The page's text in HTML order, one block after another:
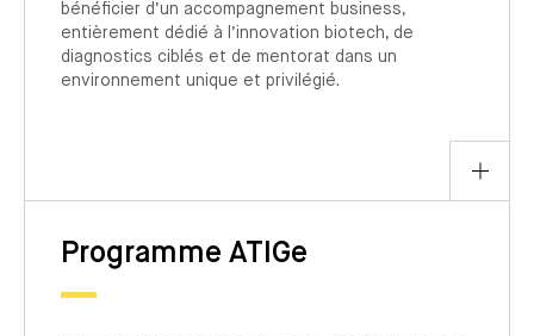
bénéficier d’un accompagnement business,
entièrement dédié à l’innovation biotech, de
diagnostics ciblés et de mentorat dans un
environnement unique et privilégié.
Programme ATIGe